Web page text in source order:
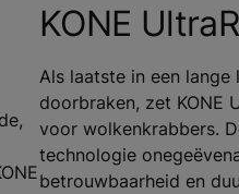
KONE
Als laatste in een
doorbraken, zet KONE
voor wolkenkrabbers.
technologie
betrouwbaarheid en